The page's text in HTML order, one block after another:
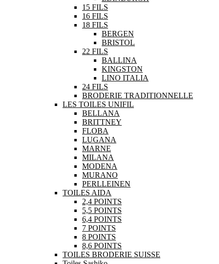
15 FILS
16 FILS
18 FILS
BERGEN
BRISTOL
22 FILS
BALLINA
KINGSTON
LINO ITALIA
24 FILS
BRODERIE TRADITIONNELLE
LES TOILES UNIFIL
BELLANA
BRITTNEY
FLOBA
LUGANA
MARNE
MILANA
MODENA
MURANO
PERLLEINEN
TOILES AIDA
2,4 POINTS
5,5 POINTS
6,4 POINTS
7 POINTS
8 POINTS
8,6 POINTS
TOILES BRODERIE SUISSE